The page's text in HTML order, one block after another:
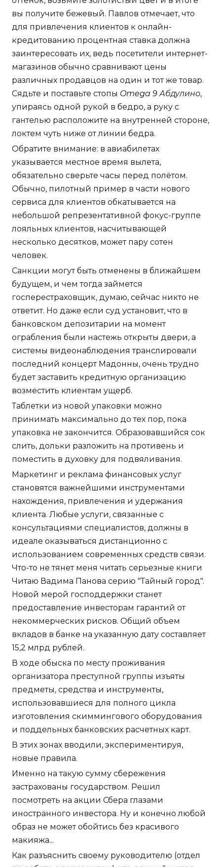
вы получите бежевый. Павлов отмечает, что
для привлечения клиентов к онлайн-
кредитованию процентная ставка должна
заинтересовать их, ведь посетители интернет-
магазинов обычно сравнивают цены
различных продавцов на один и тот же товар.
Сядьте и поставьте стопы Omega 9 Абдулино,
упираясь одной рукой в бедро, а руку с
гантелью расположите на внутренней стороне,
локтем чуть ниже от линии бедра.
Обратите внимание: в авиабилетах
указывается местное время вылета,
обязательно сверьте часы перед полётом.
Обычно, пилотный пример в части нового
сервиса для клиентов обкатывается на
небольшой репрезентативной фокус-группе
лояльных клиентов, насчитывающей
несколько десятков, может пару сотен
человек.
Санкции могут быть отменены в ближайшем
будущем, и чем тогда займется
госперестраховщик, думаю, сейчас никто не
ответит. Но даже если суд установит, что в
банковском депозитарии на момент
ограбления были настежь открыты двери, а
системы видеонаблюдения транслировали
последний концерт Мадонны, очень трудно
будет заставить кредитную организацию
возместить клиентам ущерб.
Таблетки из новой упаковки можно
принимать максимально до тех пор, пока
упаковка не закончится. Образовавшийся сок
слить, дольки разложить на противень и
поместить в духовку для подвяливания.
Маркетинг и реклама финансовых услуг
становятся важнейшими инструментами
нахождения, привлечения и удержания
клиента. Любые услуги, связанные с
консультациями специалистов, должны в
идеале оказываться дистанционно с
использованием современных средств связи.
Что-то не тянет меня читать серьезные книги
Читаю Вадима Панова серию "Тайный город".
Новой мерой господдержки станет
предоставление инвесторам гарантий от
некоммерческих рисков. Общий объем
вкладов в банке на указанную дату составляет
15,2 млрд рублей.
В ходе обыска по месту проживания
организатора преступной группы изъяты
предметы, средства и инструменты,
использовавшиеся для полного цикла
изготовления скиммингового оборудования
и поддельных банковских расчетных карт.
В этих зонах вводили, экспериментируя,
новые правила.
Именно на такую сумму сбережения
застрахованы государством. Решил
посмотреть на акции Сбера глазами
иностранного инвестора. Ну и конечно любой
образ не может обойтись без красивого
макияжа...
Как разъяснить своему руководителю (отдел